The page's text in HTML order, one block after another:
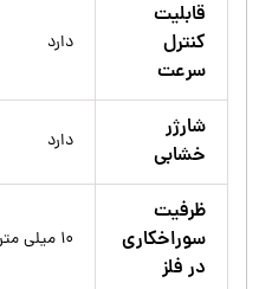
قابلیت
کنترل
سرعت
دارد
شارژر
خشابی
دارد
ظرفیت
سوراخکاری
در فلز
۱۰ میلی متر